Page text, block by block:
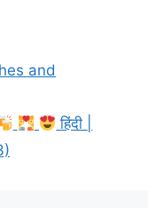
and
हिंदी |